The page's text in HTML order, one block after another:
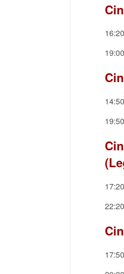
16:20
19:00
14:50
19:50
17:20
22:20
17:50